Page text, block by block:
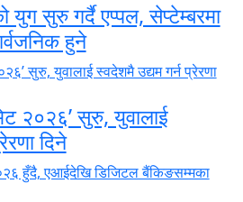
सुरु गर्दै एप्पल, सेप्टेम्बरमा
हुने
२०२६’ सुरु, युवालाई
दिने